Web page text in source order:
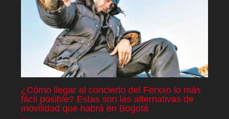
¿Cómo llegar al concierto del Ferxxo lo más
fácil posible? Estas son las alternativas de
movilidad que habrá en Bogotá